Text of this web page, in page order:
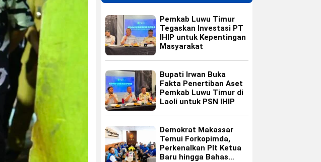
Pemkab Luwu Timur
Tegaskan Investasi PT
IHIP untuk Kepentingan
Masyarakat
Bupati Irwan Buka
Fakta Penertiban Aset
Pemkab Luwu Timur di
Laoli untuk PSN IHIP
Demokrat Makassar
Temui Forkopimda,
Perkenalkan Plt Ketua
Baru hingga Bahas